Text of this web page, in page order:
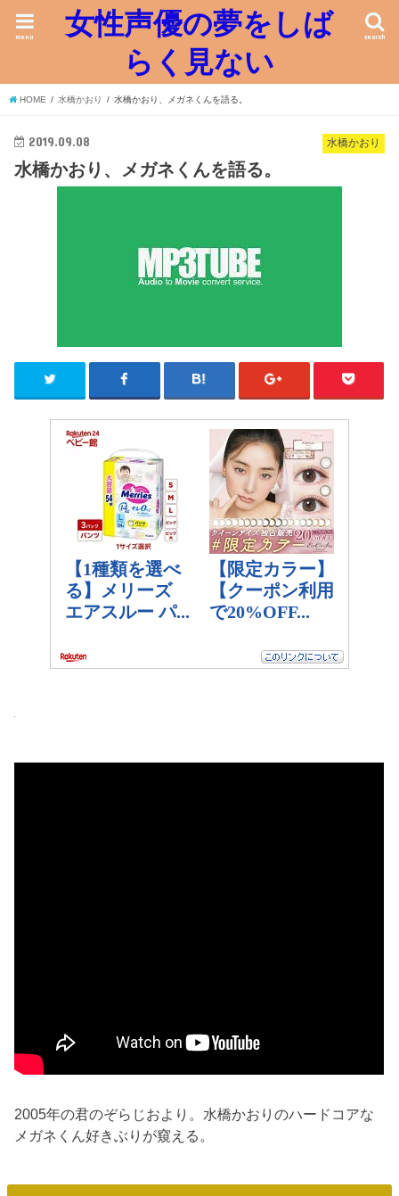
女性声優の夢をしば
らく見ない
search
menu
HOME 水橋かおり 水橋かおり、メガネくんを語る。
水橋かおり
2019.09.08
水橋かおり、メガネくんを語る。
2005年の君のぞらじおより。水橋かおりのハードコアな
メガネくん好きぶりが窺える。